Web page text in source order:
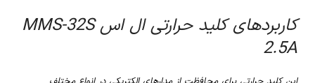
کاربردهای کلید حرارتی ال اس MMS-32S
2.5A